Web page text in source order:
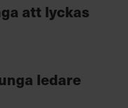
att lyckas
ledare